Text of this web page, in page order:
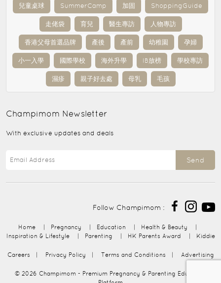
兒童桌球 SummerCamp 加固 ShoppingGuide
走佬袋 育兒 醫生專訪 人物專訪
香港父母首選品牌 產後 產前 幼稚園 孕婦
小一入學 國際學校 海外升學 IB放榜 學校專訪
濕疹 親子好去處 母乳 毛孩
Champimom Newsletter
With exclusive updates and deals
Send
Follow Champimom :
Home | Pregnancy | Education | Health & Beauty
|
Inspiration & Lifestyle
| Parenting | HK Parents Award | Kiddie
Careers | Privacy Policy | Terms and Conditions | Advertising
© 2026 Champimom - Premium Pregnancy & Parenting Education